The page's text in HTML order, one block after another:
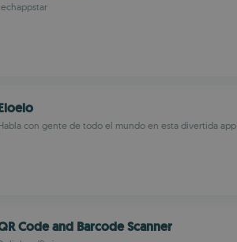
con gente de todo el mundo en esta divertida app
Code and Barcode Scanner